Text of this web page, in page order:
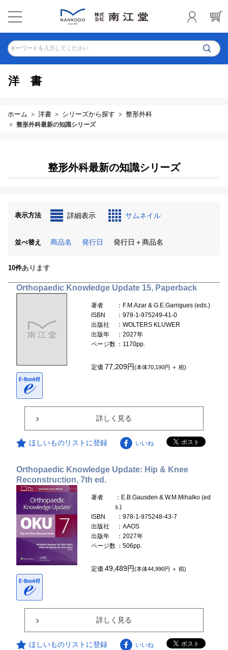
キーワードを入力してください
洋書
ホーム 洋書 シリーズから探す 整形外科
整形外科最新の知識シリーズ
整形外科最新の知識シリーズ
表示方法 詳細表示 サムネイル
並べ替え 商品名 発行日 発行日＋商品名
10件あります
Orthopaedic Knowledge Update 15, Paperback
著者
：F.M.Azar & G.E.Garrigues (eds.)
ISBN
：978-1-975249-41-0
出版社
：WOLTERS KLUWER
出版年
：2027年
ページ数 ：1170pp.
定価 77,209円(本体70,190円 ＋ 税)
詳しく見る
ほしいものリストに登録 いいね
Orthopaedic Knowledge Update: Hip & Knee
Reconstruction, 7th ed.
著者
：E.B.Gausden & W.M.Mihalko (ed
s.)
ISBN
：978-1-975248-43-7
出版社
：AAOS
出版年
：2027年
ページ数 ：506pp.
定価49,489円(本体44,990円 ＋ 税)
詳しく見る
ほしいものリストに登録 いいね